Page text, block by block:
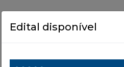
Edital disponível